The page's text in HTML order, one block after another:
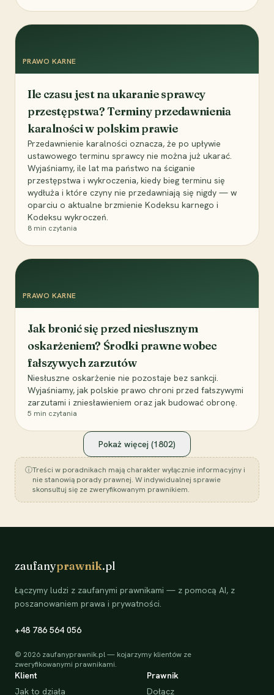
PRAWO KARNE
Ile czasu jest na ukaranie sprawcy
przestępstwa? Terminy przedawnienia
karalności w polskim prawie
Przedawnienie karalności oznacza, że po upływie
ustawowego terminu sprawcy nie można już ukarać.
Wyjaśniamy, ile lat ma państwo na ściganie
przestępstwa i wykroczenia, kiedy bieg terminu się
wydłuża i które czyny nie przedawniają się nigdy — w
oparciu o aktualne brzmienie Kodeksu karnego i
Kodeksu wykroczeń.
8 min czytania
PRAWO KARNE
Jak bronić się przed niesłusznym
oskarżeniem? Środki prawne wobec
fałszywych zarzutów
Niesłuszne oskarżenie nie pozostaje bez sankcji.
Wyjaśniamy, jak polskie prawo chroni przed fałszywymi
zarzutami i zniesławieniem oraz jak budować obronę.
5 min czytania
Pokaż więcej (1802)
ⓘTreści w poradnikach mają charakter wyłącznie informacyjny i
nie stanowią porady prawnej. W indywidualnej sprawie
skonsultuj się ze zweryfikowanym prawnikiem.
zaufanyprawnik.pl
Łączymy ludzi z zaufanymi prawnikami — z pomocą AI, z
poszanowaniem prawa i prywatności.
+48 786 564 056
© 2026 zaufanyprawnik.pl — kojarzymy klientów ze
zweryfikowanymi prawnikami.
Klient
Jak to działa
Prawnik
Dołącz